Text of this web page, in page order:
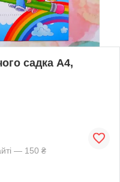
садка A4,
— 150 ₴